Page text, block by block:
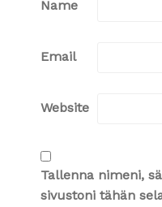
Name
Email
Website
Tallenna nimeni,
sivustoni tähän